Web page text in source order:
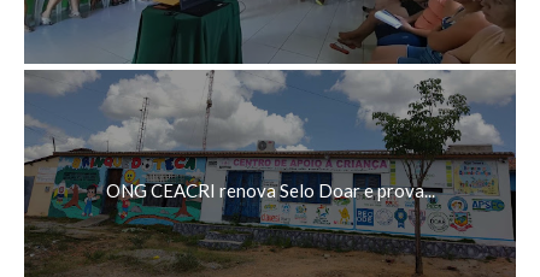
ONG CEACRI renova Selo Doar e prova...